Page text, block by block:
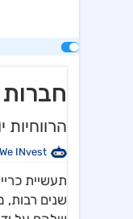
חברות
We INvest
תעשיית
שנים רבות,